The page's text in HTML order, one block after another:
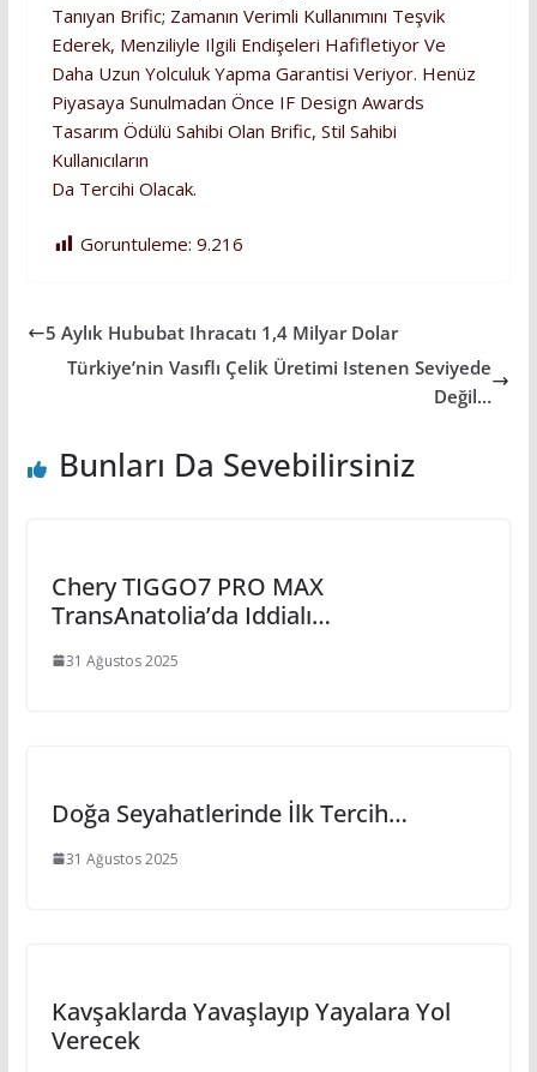
Tanıyan Brific; Zamanın Verimli Kullanımını Teşvik
Ederek, Menziliyle Ilgili Endişeleri Hafifletiyor Ve
Daha Uzun Yolculuk Yapma Garantisi Veriyor. Henüz
Piyasaya Sunulmadan Önce IF Design Awards
Tasarım Ödülü Sahibi Olan Brific, Stil Sahibi
Kullanıcıların
Da Tercihi Olacak.
Goruntuleme: 9.216
5 Aylık Hububat Ihracatı 1,4 Milyar Dolar
Türkiye’nin Vasıflı Çelik Üretimi Istenen Seviyede
Değil…
Bunları Da Sevebilirsiniz
Chery TIGGO7 PRO MAX
TransAnatolia’da Iddialı…
31 Ağustos 2025
Doğa Seyahatlerinde İlk Tercih…
31 Ağustos 2025
Kavşaklarda Yavaşlayıp Yayalara Yol
Verecek